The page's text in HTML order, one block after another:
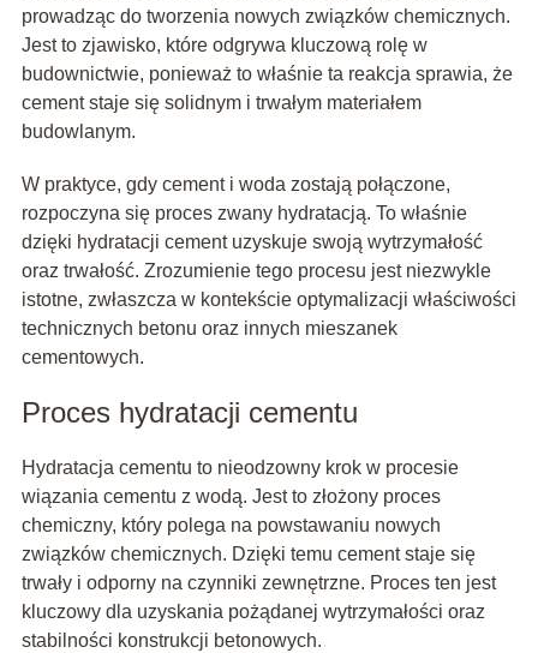
prowadząc do tworzenia nowych związków chemicznych.
Jest to zjawisko, które odgrywa kluczową rolę w
budownictwie, ponieważ to właśnie ta reakcja sprawia, że
cement staje się solidnym i trwałym materiałem
budowlanym.
W praktyce, gdy cement i woda zostają połączone,
rozpoczyna się proces zwany hydratacją. To właśnie
dzięki hydratacji cement uzyskuje swoją wytrzymałość
oraz trwałość. Zrozumienie tego procesu jest niezwykle
istotne, zwłaszcza w kontekście optymalizacji właściwości
technicznych betonu oraz innych mieszanek
cementowych.
Proces hydratacji cementu
Hydratacja cementu to nieodzowny krok w procesie
wiązania cementu z wodą. Jest to złożony proces
chemiczny, który polega na powstawaniu nowych
związków chemicznych. Dzięki temu cement staje się
trwały i odporny na czynniki zewnętrzne. Proces ten jest
kluczowy dla uzyskania pożądanej wytrzymałości oraz
stabilności konstrukcji betonowych.